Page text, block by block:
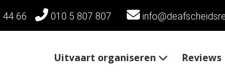
44 66 010 5 807 807
Uitvaart organiseren Reviews